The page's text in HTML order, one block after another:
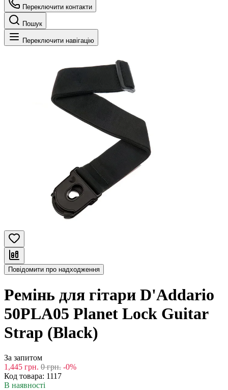
Переключити контакти
Пошук
Переключити навігацію
Повідомити про надходження
Ремінь для гітари D'Addario
50PLA05 Planet Lock Guitar
Strap (Black)
За запитом
1,445 грн. 0 грн. -0%
Код товара: 1117
В наявності